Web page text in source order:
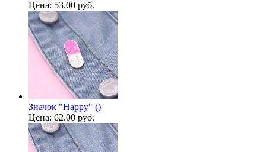
Цена: 53.00 руб.
Значок "Happy" ()
Цена: 62.00 руб.